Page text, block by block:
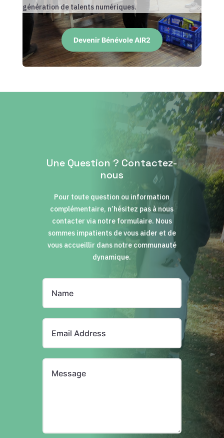
génération de talents numériques.
Devenir Bénévole AIR2
Une Question ? Contactez-
nous
Pour toute question ou information
complémentaire, n’hésitez pas à nous
contacter via notre formulaire. Nous
sommes impatients de vous aider et de
vous accueillir dans notre communauté
dynamique.